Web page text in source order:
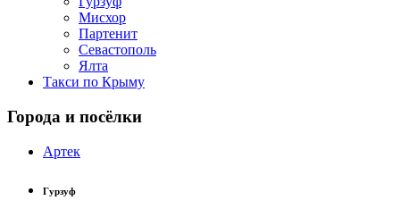
Мисхор
Партенит
Севастополь
Ялта
Такси по Крыму
Города и посёлки
Артек
Гурзуф